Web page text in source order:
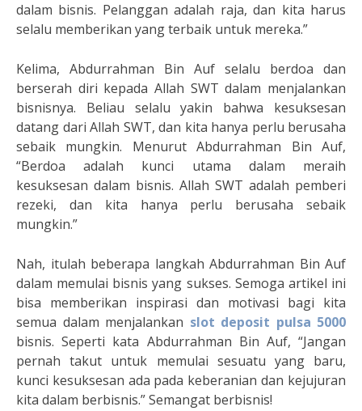
dalam bisnis. Pelanggan adalah raja, dan kita harus
selalu memberikan yang terbaik untuk mereka.”
Kelima, Abdurrahman Bin Auf selalu berdoa dan
berserah diri kepada Allah SWT dalam menjalankan
bisnisnya. Beliau selalu yakin bahwa kesuksesan
datang dari Allah SWT, dan kita hanya perlu berusaha
sebaik mungkin. Menurut Abdurrahman Bin Auf,
“Berdoa adalah kunci utama dalam meraih
kesuksesan dalam bisnis. Allah SWT adalah pemberi
rezeki, dan kita hanya perlu berusaha sebaik
mungkin.”
Nah, itulah beberapa langkah Abdurrahman Bin Auf
dalam memulai bisnis yang sukses. Semoga artikel ini
bisa memberikan inspirasi dan motivasi bagi kita
semua dalam menjalankan slot deposit pulsa 5000
bisnis. Seperti kata Abdurrahman Bin Auf, “Jangan
pernah takut untuk memulai sesuatu yang baru,
kunci kesuksesan ada pada keberanian dan kejujuran
kita dalam berbisnis.” Semangat berbisnis!